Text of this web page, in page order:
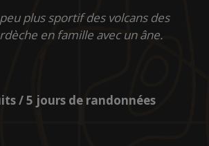
plus sportif des volcans des
en famille avec un âne.
/ 5 jours de randonnées